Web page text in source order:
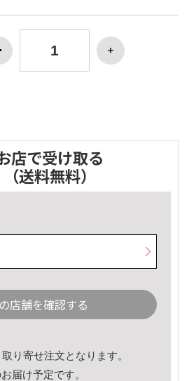
店で受け取る
（送料無料）
店舗を確認する
り寄せ注文となります。
届け予定です。